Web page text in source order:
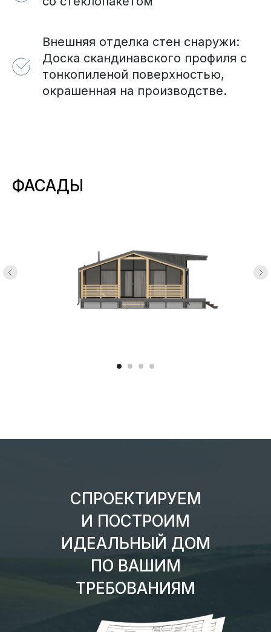
Внешняя отделка стен снаружи:
Доска скандинавского профиля с
тонкопиленой поверхностью,
окрашенная на производстве.
ФАСАДЫ
СПРОЕКТИРУЕМ
И ПОСТРОИМ
ИДЕАЛЬНЫЙ ДОМ
ПО ВАШИМ
ТРЕБОВАНИЯМ